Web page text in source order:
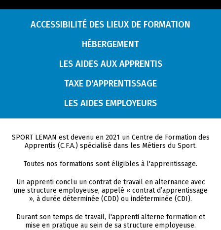
ACCESSIBILITÉ DES LIEUX DE FORMATION
HÉBERGEMENT
LES AIDES AUX APPRENTIS
TAXE D'APPRENTISSAGE
LES AIDES EMPLOYEURS
SPORT LEMAN est devenu en 2021 un Centre de Formation des
Apprentis (C.F.A.) spécialisé dans les Métiers du Sport.
Toutes nos formations sont éligibles à l'apprentissage.
Un apprenti conclu un contrat de travail en alternance avec
une structure employeuse, appelé « contrat d’apprentissage
», à durée déterminée (CDD) ou indéterminée (CDI).
Durant son temps de travail, l'apprenti alterne formation et
mise en pratique au sein de sa structure employeuse.